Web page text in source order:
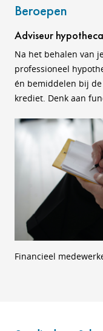
Beroepen
Adviseur
Na het behalen van
professioneel
én bemiddelen bij
krediet. Denk aan
Financieel